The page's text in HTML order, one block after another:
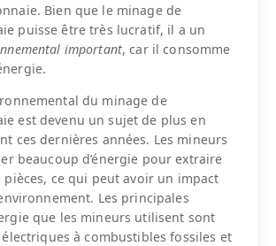
Bien que le minage de
puisse être très lucratif, il a un
important, car il consomme
du minage de
est devenu un sujet de plus en
ces dernières années. Les mineurs
beaucoup d’énergie pour extraire
pièces, ce qui peut avoir un impact
Les principales
que les mineurs utilisent sont
à combustibles fossiles et